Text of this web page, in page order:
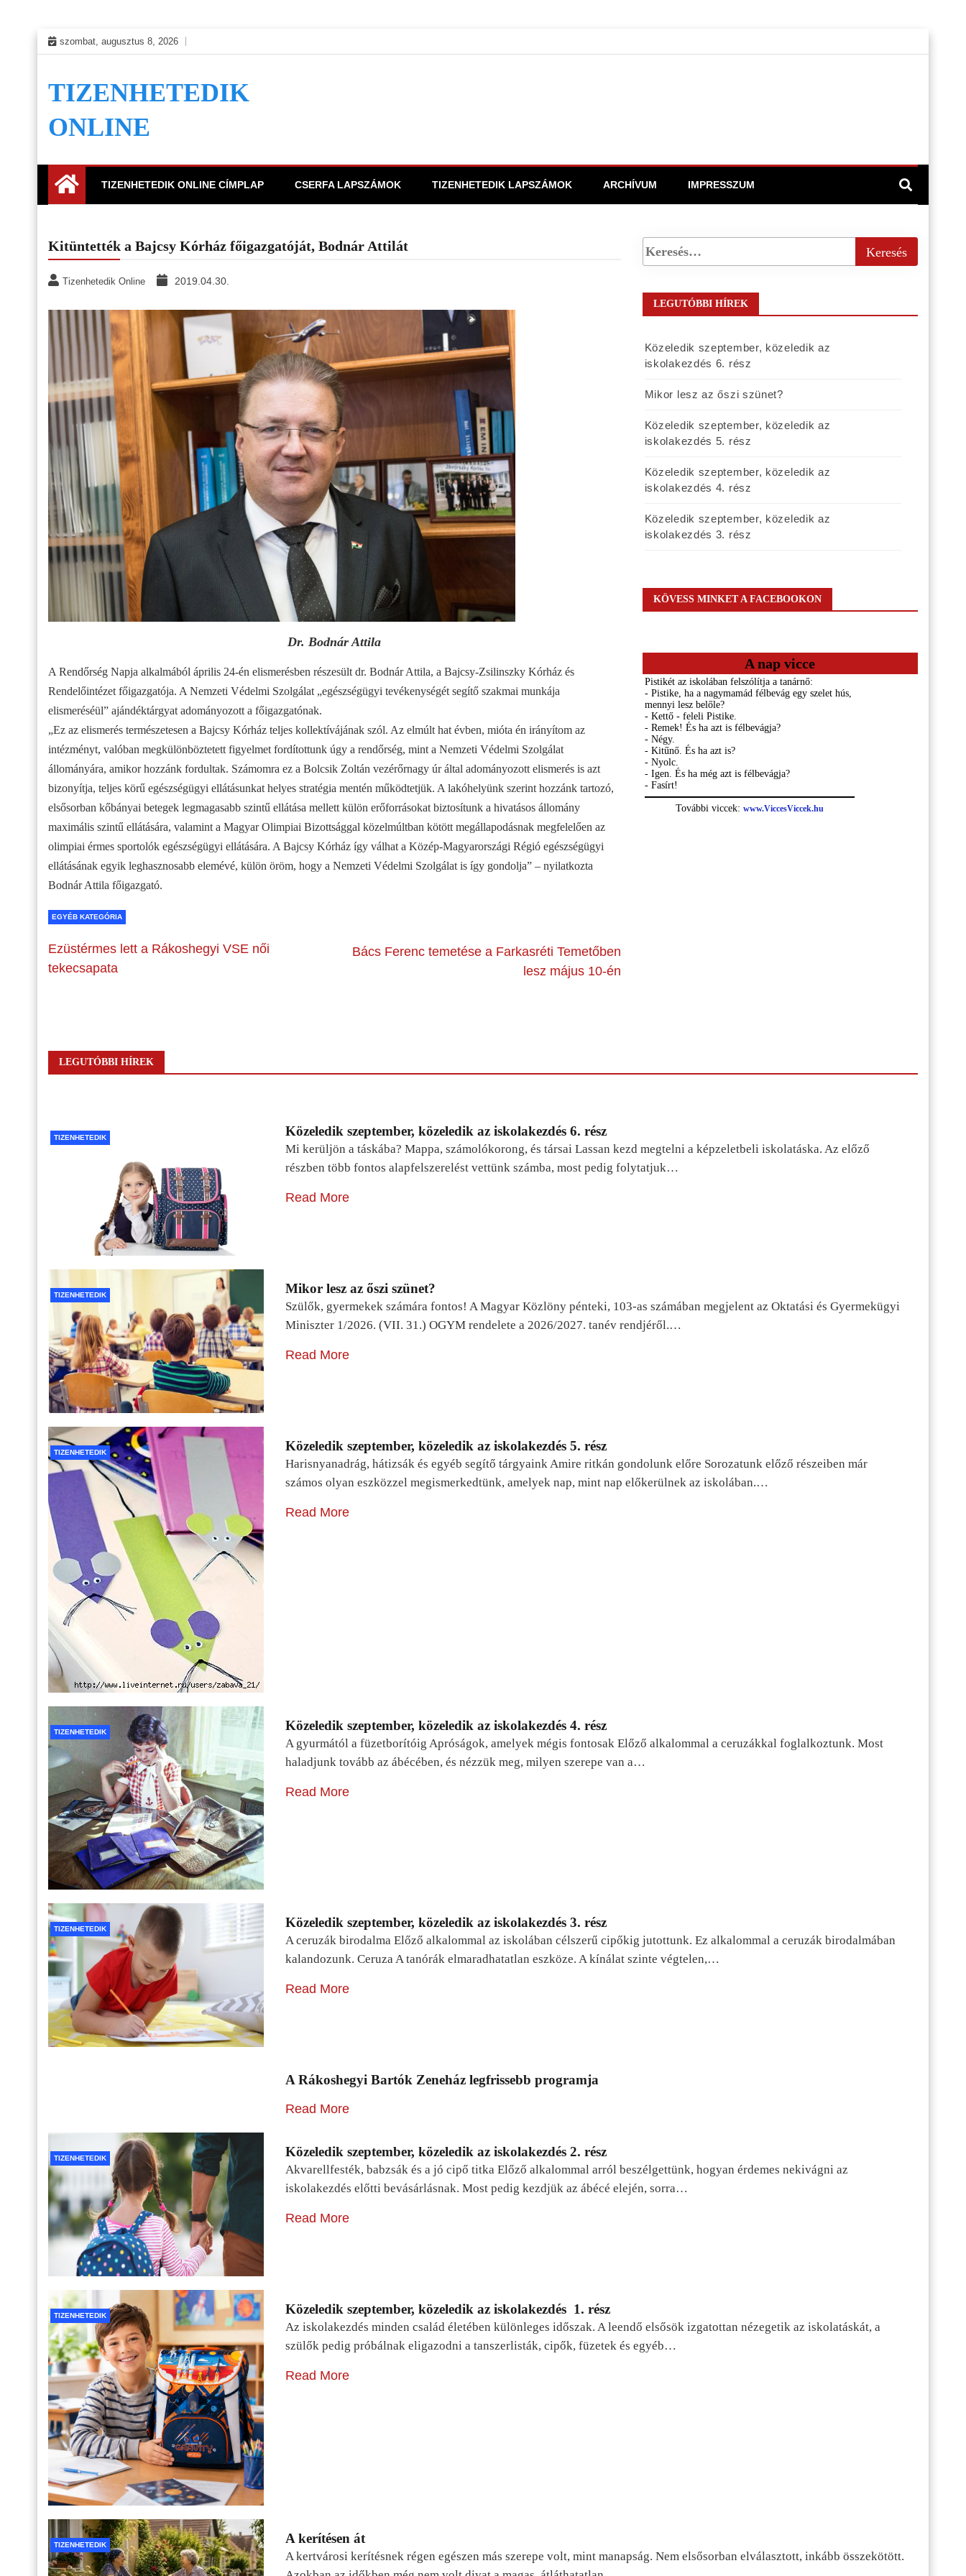
Skip
to
szombat, augusztus 8, 2026
TIZENHETEDIK
ONLINE
TIZENHETEDIK ONLINE CÍMPLAP CSERFA LAPSZÁMOK TIZENHETEDIK LAPSZÁMOK ARCHÍVUM IMPRESSZUM
Kitüntették a Bajcsy Kórház főigazgatóját, Bodnár Attilát
Tizenhetedik Online 2019.04.30.
Dr. Bodnár Attila
A Rendőrség Napja alkalmából április 24-én elismerésben részesült dr. Bodnár Attila, a Bajcsy-Zsilinszky Kórház és
Rendelőintézet főigazgatója. A Nemzeti Védelmi Szolgálat „egészségügyi tevékenységét segítő szakmai munkája
elismeréséül” ajándéktárgyat adományozott a főigazgatónak.
„Ez az elismerés természetesen a Bajcsy Kórház teljes kollektívájának szól. Az elmúlt hat évben, mióta én irányítom az
intézményt, valóban megkülönböztetett figyelmet fordítottunk úgy a rendőrség, mint a Nemzeti Védelmi Szolgálat
állományára, amikor hozzánk fordultak. Számomra ez a Bolcsik Zoltán vezérőrnagy úr által adományozott elismerés is azt
bizonyítja, teljes körű egészségügyi ellátásunkat helyes stratégia mentén működtetjük. A lakóhelyünk szerint hozzánk tartozó,
elsősorban kőbányai betegek legmagasabb szintű ellátása mellett külön erőforrásokat biztosítunk a hivatásos állomány
maximális szintű ellátására, valamint a Magyar Olimpiai Bizottsággal közelmúltban kötött megállapodásnak megfelelően az
olimpiai érmes sportolók egészségügyi ellátására. A Bajcsy Kórház így válhat a Közép-Magyarországi Régió egészségügyi
ellátásának egyik leghasznosabb elemévé, külön öröm, hogy a Nemzeti Védelmi Szolgálat is így gondolja” – nyilatkozta
Bodnár Attila főigazgató.
EGYÉB KATEGÓRIA
Ezüstérmes lett a Rákoshegyi VSE női
tekecsapata
Bács Ferenc temetése a Farkasréti Temetőben
lesz május 10-én
LEGUTÓBBI HÍREK
Közeledik szeptember, közeledik az
iskolakezdés 6. rész
Mikor lesz az őszi szünet?
Közeledik szeptember, közeledik az
iskolakezdés 5. rész
Közeledik szeptember, közeledik az
iskolakezdés 4. rész
Közeledik szeptember, közeledik az
iskolakezdés 3. rész
KÖVESS MINKET A FACEBOOKON
A nap vicce
LEGUTÓBBI HÍREK
TIZENHETEDIK Közeledik szeptember, közeledik az iskolakezdés 6. rész
Mi kerüljön a táskába? Mappa, számolókorong, és társai Lassan kezd megtelni a képzeletbeli iskolatáska. Az előző
részben több fontos alapfelszerelést vettünk számba, most pedig folytatjuk…
Read More
TIZENHETEDIK Mikor lesz az őszi szünet?
Szülők, gyermekek számára fontos! A Magyar Közlöny pénteki, 103-as számában megjelent az Oktatási és Gyermekügyi
Miniszter 1/2026. (VII. 31.) OGYM rendelete a 2026/2027. tanév rendjéről.…
Read More
TIZENHETEDIK Közeledik szeptember, közeledik az iskolakezdés 5. rész
Harisnyanadrág, hátizsák és egyéb segítő tárgyaink Amire ritkán gondolunk előre Sorozatunk előző részeiben már
számos olyan eszközzel megismerkedtünk, amelyek nap, mint nap előkerülnek az iskolában.…
Read More
TIZENHETEDIK Közeledik szeptember, közeledik az iskolakezdés 4. rész
A gyurmától a füzetborítóig Apróságok, amelyek mégis fontosak Előző alkalommal a ceruzákkal foglalkoztunk. Most
haladjunk tovább az ábécében, és nézzük meg, milyen szerepe van a…
Read More
TIZENHETEDIK Közeledik szeptember, közeledik az iskolakezdés 3. rész
A ceruzák birodalma Előző alkalommal az iskolában célszerű cipőkig jutottunk. Ez alkalommal a ceruzák birodalmában
kalandozunk. Ceruza A tanórák elmaradhatatlan eszköze. A kínálat szinte végtelen,…
Read More
A Rákoshegyi Bartók Zeneház legfrissebb programja
Read More
TIZENHETEDIK Közeledik szeptember, közeledik az iskolakezdés 2. rész
Akvarellfesték, babzsák és a jó cipő titka Előző alkalommal arról beszélgettünk, hogyan érdemes nekivágni az
iskolakezdés előtti bevásárlásnak. Most pedig kezdjük az ábécé elején, sorra…
Read More
TIZENHETEDIK Közeledik szeptember, közeledik az iskolakezdés 1. rész
Az iskolakezdés minden család életében különleges időszak. A leendő elsősök izgatottan nézegetik az iskolatáskát, a
szülők pedig próbálnak eligazodni a tanszerlisták, cipők, füzetek és egyéb…
Read More
TIZENHETEDIK A kerítésen át
A kertvárosi kerítésnek régen egészen más szerepe volt, mint manapság. Nem elsősorban elválasztott, inkább összekötött.